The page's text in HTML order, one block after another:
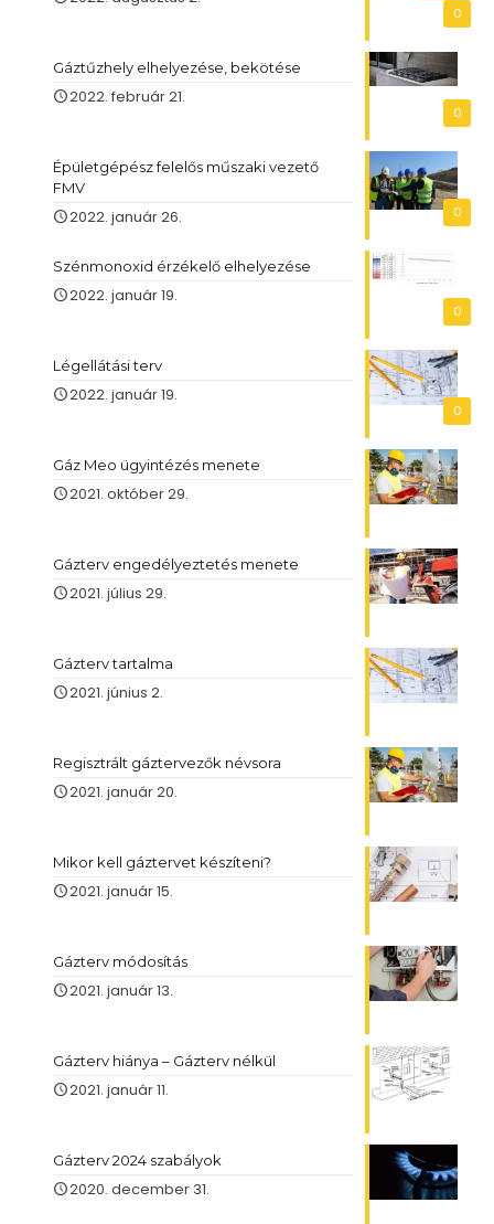
0
0
Gáztűzhely elhelyezése, bekötése
2022. február 21.
0
Épületgépész felelős műszaki vezető
FMV
2022. január 26.
0
Szénmonoxid érzékelő elhelyezése
2022. január 19.
0
Légellátási terv
2022. január 19.
Gáz Meo ügyintézés menete
2021. október 29.
Gázterv engedélyeztetés menete
2021. július 29.
Gázterv tartalma
2021. június 2.
Regisztrált gáztervezők névsora
2021. január 20.
Mikor kell gáztervet készíteni?
2021. január 15.
Gázterv módosítás
2021. január 13.
Gázterv hiánya – Gázterv nélkül
2021. január 11.
Gázterv 2024 szabályok
2020. december 31.